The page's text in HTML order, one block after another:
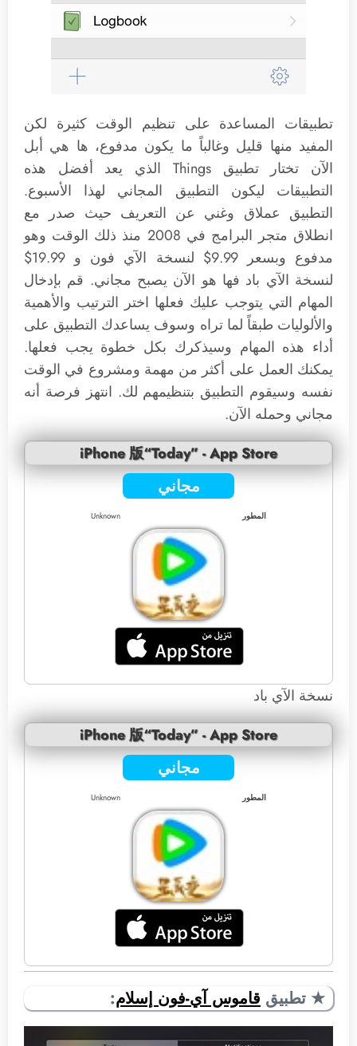
تطبيقات المساعدة على تنظيم الوقت كثيرة لكن
المفيد منها قليل وغالباً ما يكون مدفوع، ها هي أبل
الآن تختار تطبيق Things الذي يعد أفضل هذه
التطبيقات ليكون التطبيق المجاني لهذا الأسبوع.
التطبيق عملاق وغني عن التعريف حيث صدر مع
انطلاق متجر البرامج في 2008 منذ ذلك الوقت وهو
مدفوع وبسعر 9.99$ لنسخة الآي فون و 19.99$
لنسخة الآي باد فها هو الآن يصبح مجاني. قم بإدخال
المهام التي يتوجب عليك فعلها اختر الترتيب والأهمية
والألوليات طبقاً لما تراه وسوف يساعدك التطبيق على
أداء هذه المهام وسيذكرك بكل خطوة يجب فعلها.
يمكنك العمل على أكثر من مهمة ومشروع في الوقت
نفسه وسيقوم التطبيق بتنظيمهم لك. انتهز فرصة أنه
مجاني وحمله الآن.
iPhone 版“Today” - App Store
مجاني
المطور Unknown
نسخة الآي باد
iPhone 版“Today” - App Store
مجاني
المطور Unknown
★ تطبيق قاموس آي-فون إسلام: